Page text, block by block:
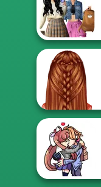
BFF Math Class